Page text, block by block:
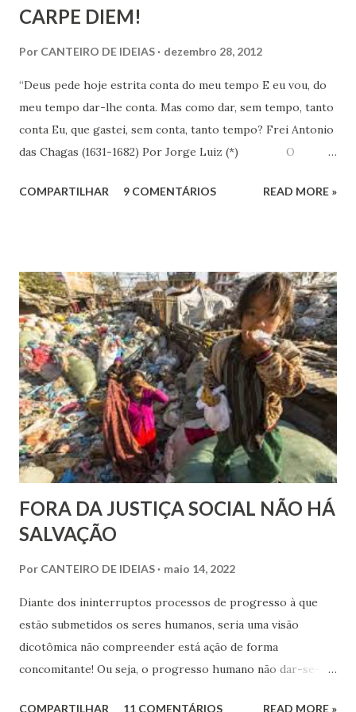
CARPE DIEM!
Por CANTEIRO DE IDEIAS dezembro 28, 2012
“Deus pede hoje estrita conta do meu tempo E eu vou, do
meu tempo dar-lhe conta. Mas como dar, sem tempo, tanto
conta Eu, que gastei, sem conta, tanto tempo? Frei Antonio
das Chagas (1631-1682) Por Jorge Luiz (*) O
no dia 18 último, resultado de pesquisa que revela que em
uma felicidade média de 6,8 no Brasil em 2010. O
Nordeste é a região mais feliz do Brasil, com nota média de
7,38. Se fosse considerado um país, nós nordestinos
ficaríamos em 9º na classificação global, entre belgas e
finlandeses. Apesar de ser considerada a região mais rica
do Brasil, o Sudoeste foi con...
COMPARTILHAR 9 COMENTÁRIOS READ MORE »
FORA DA JUSTIÇA SOCIAL NÃO HÁ
SALVAÇÃO
Por CANTEIRO DE IDEIAS maio 14, 2022
Diante dos ininterruptos processos de progresso à que
estão submetidos os seres humanos, seria uma visão
dicotômica não compreender está ação de forma
concomitante! Ou seja, o progresso humano não dar-se-á
COMPARTILHAR 11 COMENTÁRIOS READ MORE »